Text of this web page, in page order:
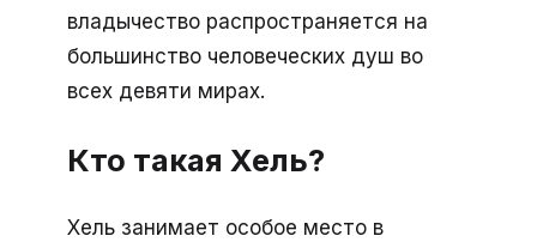
владычество распространяется на
большинство человеческих душ во
всех девяти мирах.
Кто такая Хель?
Хель занимает особое место в